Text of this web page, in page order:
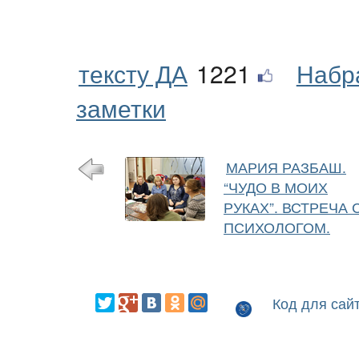
тексту ДА 1221
заметки
МАРИЯ РАЗБАШ.
“ЧУДО В МОИХ
РУКАХ”. ВСТРЕЧА
ПСИХОЛОГОМ.
Код для